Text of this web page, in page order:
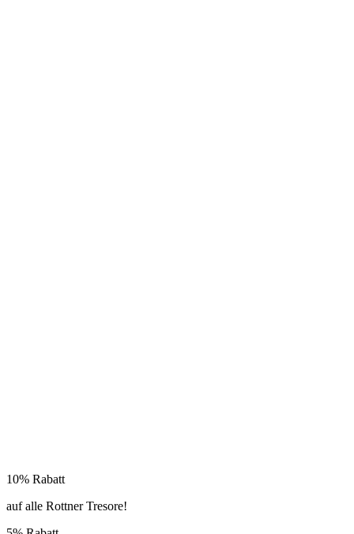
10% Rabatt
auf alle Rottner Tresore!